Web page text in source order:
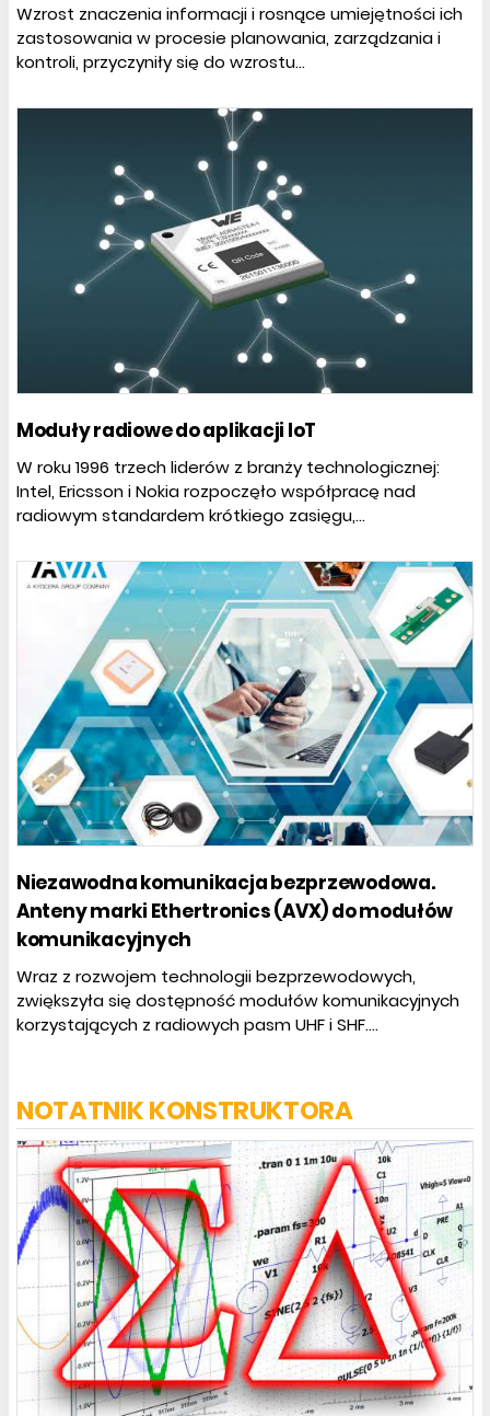
Wzrost znaczenia informacji i rosnące umiejętności ich
zastosowania w procesie planowania, zarządzania i
kontroli, przyczyniły się do wzrostu...
Moduły radiowe do aplikacji IoT
W roku 1996 trzech liderów z branży technologicznej:
Intel, Ericsson i Nokia rozpoczęło współpracę nad
radiowym standardem krótkiego zasięgu,...
Niezawodna komunikacja bezprzewodowa.
Anteny marki Ethertronics (AVX) do modułów
komunikacyjnych
Wraz z rozwojem technologii bezprzewodowych,
zwiększyła się dostępność modułów komunikacyjnych
korzystających z radiowych pasm UHF i SHF....
NOTATNIK KONSTRUKTORA